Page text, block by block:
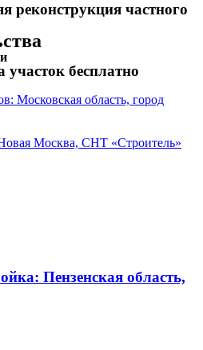
реконструкция частного
участок бесплатно
Московская область, город
Москва, СНТ «Строитель»
Пензенская область,